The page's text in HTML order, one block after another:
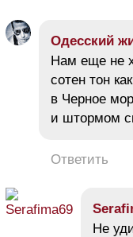
Одесский
Нам еще не
сотен тон
в Черное
и штормом
Ответить
Не